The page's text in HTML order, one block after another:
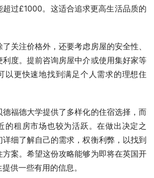
超过£1000。这适合追求更高生活品质的
关注价格外，还要考虑房屋的安全性、
利度。提前咨询房屋中介或使用集好家等
以更快速地找到满足个人需求的理想住
德福德大学提供了多样化的住宿选择，而
的租房市场也较为活跃。在做出决定之
细了解自己的需求，权衡利弊，以找到
案。希望这份攻略能够为即将在英国开
供一些有用的信息。